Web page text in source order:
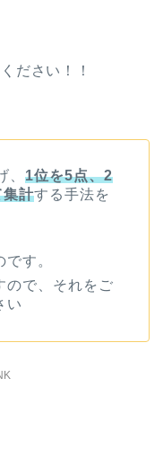
ださい！！
、 1位を5点、2
集計する手法を
です。
ので、それをご
い